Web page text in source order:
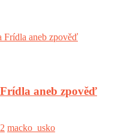
aneb zpověď
macko_usko